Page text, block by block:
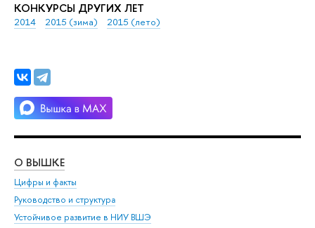
КОНКУРСЫ ДРУГИХ ЛЕТ
2014 2015 (зима) 2015 (лето)
О ВЫШКЕ
Цифры и факты
Руководство и структура
Устойчивое развитие в НИУ ВШЭ